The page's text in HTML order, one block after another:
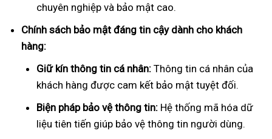
chuyên nghiệp và bảo mật cao.
Chính sách bảo mật đáng tin cậy dành cho khách
hàng:
Giữ kín thông tin cá nhân: Thông tin cá nhân của
khách hàng được cam kết bảo mật tuyệt đối.
Biện pháp bảo vệ thông tin: Hệ thống mã hóa dữ
liệu tiên tiến giúp bảo vệ thông tin người dùng.